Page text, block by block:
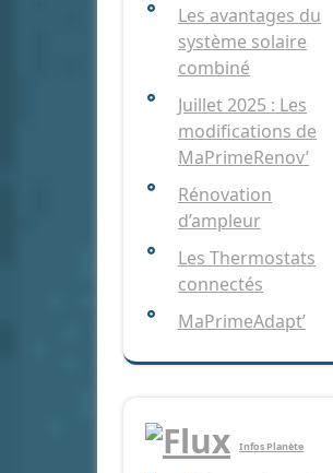
Les avantages du
système solaire
combiné
Juillet 2025 : Les
modifications de
MaPrimeRenov’
Rénovation
d’ampleur
Les Thermostats
connectés
MaPrimeAdapt’
Infos Planète